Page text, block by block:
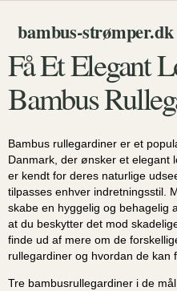
bambus‑strømper.dk
Få Et Elegant
Bambus
Bambus rullegardiner er et
Danmark, der ønsker et elegant
er kendt for deres naturlige
tilpasses enhver indretningsstil.
skabe en hyggelig og behagelig
at du beskytter det mod
finde ud af mere om de
rullegardiner og hvordan de kan
Tre bambusrullegardiner i de